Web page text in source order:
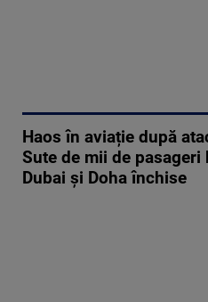
Haos în aviație după
Sute de mii de
Dubai și Doha închise